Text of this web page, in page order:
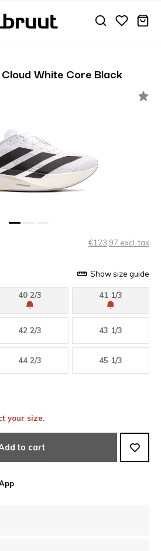
White Core Black
€123,97 excl. tax
Show size guide
40 2/3 41 1/3
42 2/3 43 1/3
44 2/3 45 1/3
your size.
to cart